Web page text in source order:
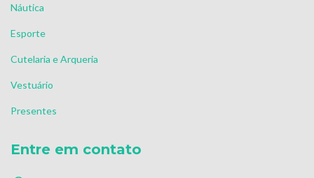
Náutica
Esporte
Cutelaria e Arqueria
Vestuário
Presentes
Entre em contato